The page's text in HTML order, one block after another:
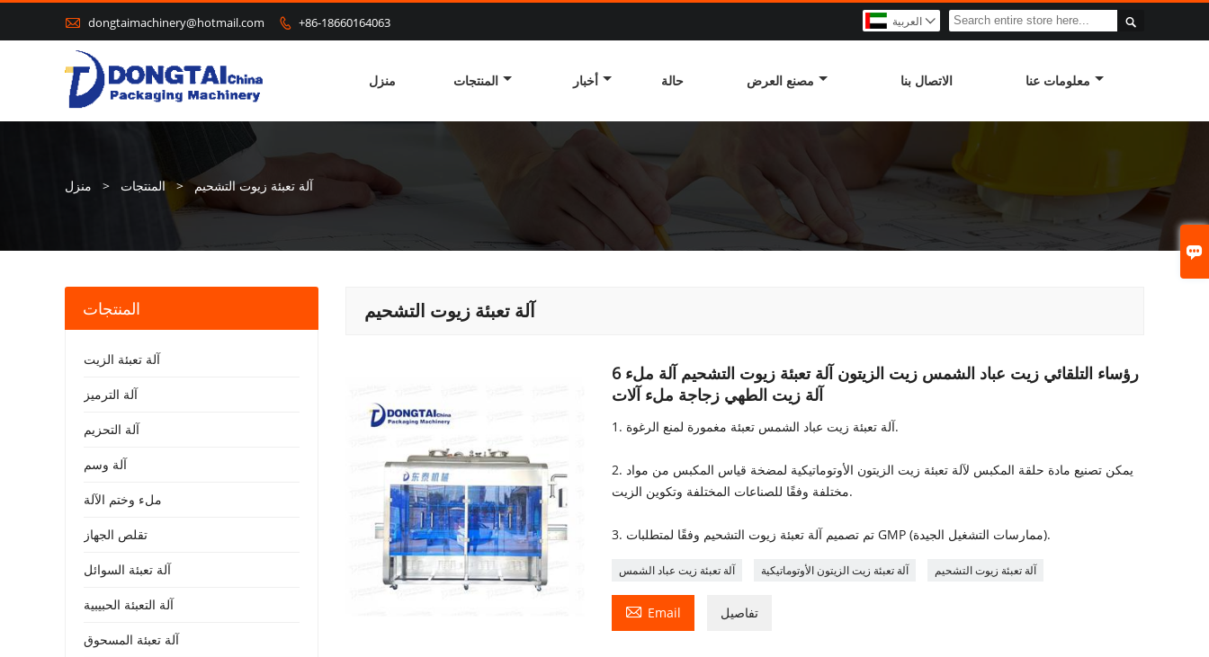

 dongtaimachinery@hotmail.com  +86-18660164063  العربية 
منزل المنتجات أخبار حالة مصنع العرض الاتصال بنا معلومات عنا
منزل > المنتجات > آلة تعبئة زيوت التشحيم
آلة تعبئة زيوت التشحيم
6 رؤساء التلقائي زيت عباد الشمس زيت الزيتون آلة تعبئة زيوت التشحيم آلة ملء
آلة زيت الطهي زجاجة ملء آلات
1. آلة تعبئة زيت عباد الشمس تعبئة مغمورة لمنع الرغوة.
2. يمكن تصنيع مادة حلقة المكبس لآلة تعبئة زيت الزيتون الأوتوماتيكية لمضخة قياس المكبس من مواد
مختلفة وفقًا للصناعات المختلفة وتكوين الزيت.
3. تم تصميم آلة تعبئة زيوت التشحيم وفقًا لمتطلبات GMP (ممارسات التشغيل الجيدة).
آلة تعبئة زيت عباد الشمس آلة تعبئة زيت الزيتون الأوتوماتيكية آلة تعبئة زيوت التشحيم
 Email تفاصيل
المنتجات
آلة تعبئة الزيت
آلة الترميز
آلة التحزيم
آلة وسم
ملء وختم الآلة
تقلص الجهاز
آلة تعبئة السوائل
آلة التعبئة الحبيبية
آلة تعبئة المسحوق